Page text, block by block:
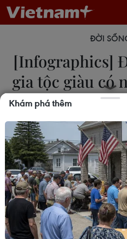
ĐỜI
[Infographics]
gia tộc giàu có
Waltons, gia tộc sở hữu tập
đứng đầu danh sách
thế giới với tổng tài
Khám phá thêm